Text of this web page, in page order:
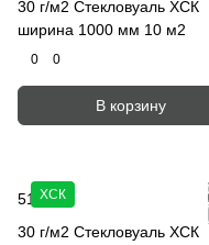
30 г/м2 Стекловуаль ХСК
ширина 1000 мм 10 м2
0 0
В корзину
ХСК
51 руб.
30 г/м2 Стекловуаль ХСК